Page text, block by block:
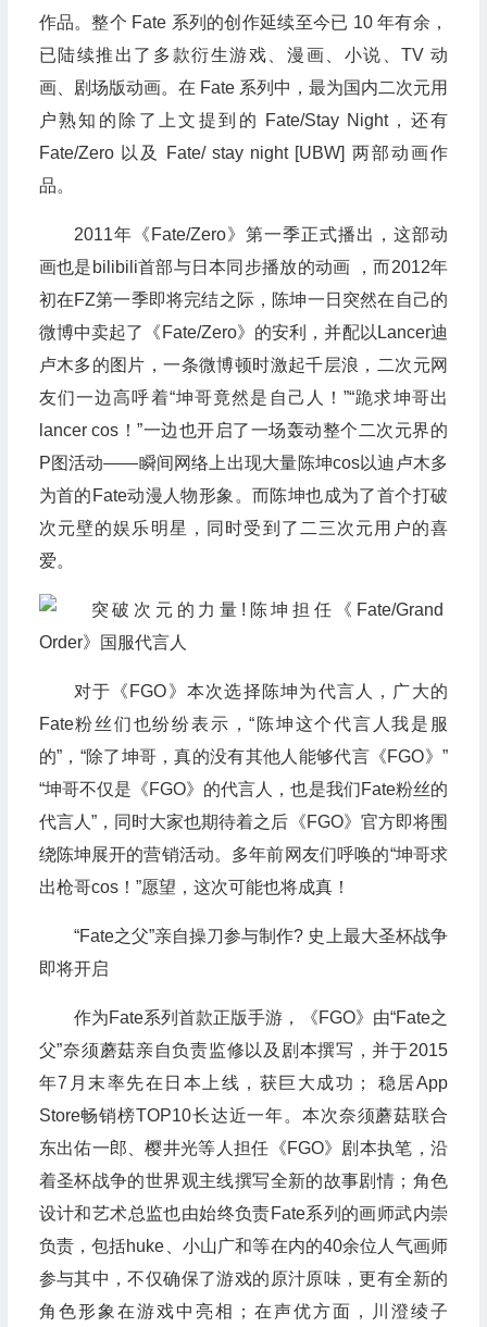
作品。整个 Fate 系列的创作延续至今已 10 年有余，
已陆续推出了多款衍生游戏、漫画、小说、TV 动
画、剧场版动画。在 Fate 系列中，最为国内二次元用
户熟知的除了上文提到的 Fate/Stay Night，还有
Fate/Zero 以及 Fate/ stay night [UBW] 两部动画作
品。
2011年《Fate/Zero》第一季正式播出，这部动
画也是bilibili首部与日本同步播放的动画 ，而2012年
初在FZ第一季即将完结之际，陈坤一日突然在自己的
微博中卖起了《Fate/Zero》的安利，并配以Lancer迪
卢木多的图片，一条微博顿时激起千层浪，二次元网
友们一边高呼着“坤哥竟然是自己人！”“跪求坤哥出
lancer cos！”一边也开启了一场轰动整个二次元界的
P图活动——瞬间网络上出现大量陈坤cos以迪卢木多
为首的Fate动漫人物形象。而陈坤也成为了首个打破
次元壁的娱乐明星，同时受到了二三次元用户的喜
爱。
对于《FGO》本次选择陈坤为代言人，广大的
Fate粉丝们也纷纷表示，“陈坤这个代言人我是服
的”，“除了坤哥，真的没有其他人能够代言《FGO》”
“坤哥不仅是《FGO》的代言人，也是我们Fate粉丝的
代言人”，同时大家也期待着之后《FGO》官方即将围
绕陈坤展开的营销活动。多年前网友们呼唤的“坤哥求
出枪哥cos！”愿望，这次可能也将成真！
“Fate之父”亲自操刀参与制作? 史上最大圣杯战争
即将开启
作为Fate系列首款正版手游，《FGO》由“Fate之
父”奈须蘑菇亲自负责监修以及剧本撰写，并于2015
年7月末率先在日本上线，获巨大成功； 稳居App
Store畅销榜TOP10长达近一年。本次奈须蘑菇联合
东出佑一郎、樱井光等人担任《FGO》剧本执笔，沿
着圣杯战争的世界观主线撰写全新的故事剧情；角色
设计和艺术总监也由始终负责Fate系列的画师武内崇
负责，包括huke、小山广和等在内的40余位人气画师
参与其中，不仅确保了游戏的原汁原味，更有全新的
角色形象在游戏中亮相；在声优方面，川澄绫子